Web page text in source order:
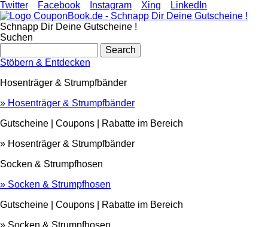
Direkt
zum
Inhalt
Twitter Facebook Instagram Xing LinkedIn
Schnapp Dir Deine Gutscheine !
Suchen
Stöbern & Entdecken
Hosenträger & Strumpfbänder
» Hosenträger & Strumpfbänder
Gutscheine | Coupons | Rabatte im Bereich
» Hosenträger & Strumpfbänder
Socken & Strumpfhosen
» Socken & Strumpfhosen
Gutscheine | Coupons | Rabatte im Bereich
» Socken & Strumpfhosen